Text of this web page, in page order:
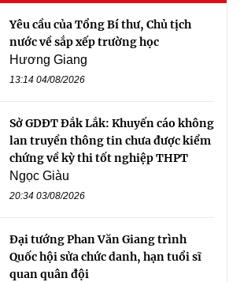
Yêu cầu của Tổng Bí thư, Chủ tịch
nước về sắp xếp trường học
Hương Giang
13:14 04/08/2026
Sở GDĐT Đắk Lắk: Khuyến cáo không
lan truyền thông tin chưa được kiểm
chứng về kỳ thi tốt nghiệp THPT
Ngọc Giàu
20:34 03/08/2026
Đại tướng Phan Văn Giang trình
Quốc hội sửa chức danh, hạn tuổi sĩ
quan quân đội